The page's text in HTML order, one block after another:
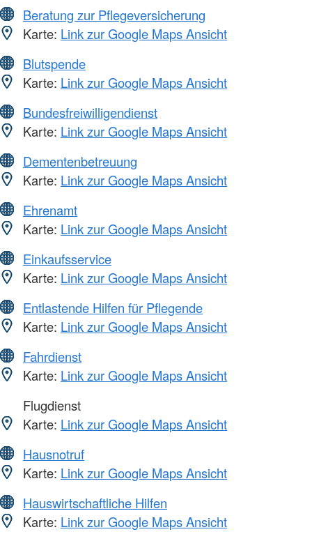
Beratung zur Pflegeversicherung
Karte: Link zur Google Maps Ansicht
Blutspende
Karte: Link zur Google Maps Ansicht
Bundesfreiwilligendienst
Karte: Link zur Google Maps Ansicht
Dementenbetreuung
Karte: Link zur Google Maps Ansicht
Ehrenamt
Karte: Link zur Google Maps Ansicht
Einkaufsservice
Karte: Link zur Google Maps Ansicht
Entlastende Hilfen für Pflegende
Karte: Link zur Google Maps Ansicht
Fahrdienst
Karte: Link zur Google Maps Ansicht
Flugdienst
Karte: Link zur Google Maps Ansicht
Hausnotruf
Karte: Link zur Google Maps Ansicht
Hauswirtschaftliche Hilfen
Karte: Link zur Google Maps Ansicht